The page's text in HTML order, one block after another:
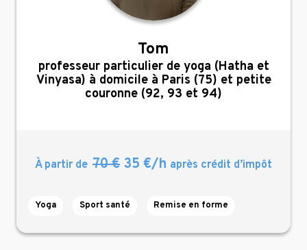
Tom
,
professeur particulier de yoga (Hatha et
Vinyasa) à domicile à Paris (75) et petite
couronne (92, 93 et 94)
À partir de 70 € 35 €/h après crédit d’impôt
Yoga Sport santé Remise en forme